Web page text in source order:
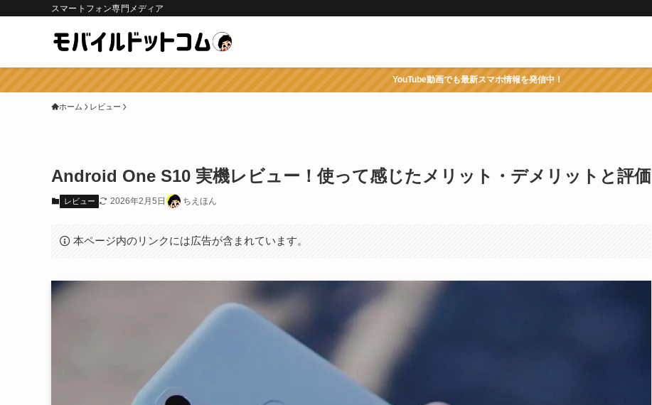
スマートフォン専門メディア
YouTube動画でも最新スマホ情報を発信中！
ホーム レビュー
Android One S10 実機レビュー！使って感じたメリット・デメリットと評価
レビュー 2026年2月5日 ちえほん
本ページ内のリンクには広告が含まれています。